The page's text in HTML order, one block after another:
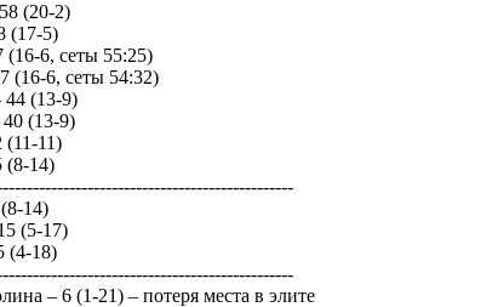
(20-2)
(17-5)
(16-6, сеты 55:25)
(16-6, сеты 54:32)
44 (13-9)
(13-9)
11)
(8-14)
14)
(5-17)
(4-18)
– 6 (1-21) – потеря места в элите